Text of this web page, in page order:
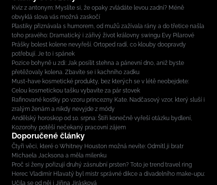
Kvíz z antonym: Myslíte si, že opaky zvládáte levou zadní? Méně
obvyklá slova vás možná zaskočí
Plastiky přiznávala s humorem, od mužů zažívala rány a do třetice našla
toho pravého: Dramatický i zářivý život královny swingu Evy Pilarové
Prášky bolest kolene nevyřeší. Ortoped radí, co klouby doopravdy
potřebují. Je to i spánek
Pozice bohyně u zdi: Jak posílit stehna a pánevní dno, aniž byste
přetěžovaly kolena. Zbavíte se i kachního zadku
Must-have kosmetické produkty, bez kterých se v létě neobejdete:
Celou kosmetickou tašku vybavíte za pár stovek
Rafinované kostky po vzoru princezny Kate. Nadčasový vzor, který sluší i
zralým ženám a nikdy nevyjde z módy
Andělský horoskop od 10. srpna: Štíři konečně vyřeší otázku bydlení,
Kozorohy potěší nečekaný pracovní zájem
Doporučené články
Čtyři věci, které o Whitney Houston možná nevíte: Odmítl ji bratr
Michaela Jacksona a měla milenku
Proč si ženy pořizují druhý zásnubní prsten? Toto je trend travel ring
Herec Vladimír Hlavatý byl mistr správné dikce a divadelního make-upu:
Učila se od něj i Jiřina Jirásková